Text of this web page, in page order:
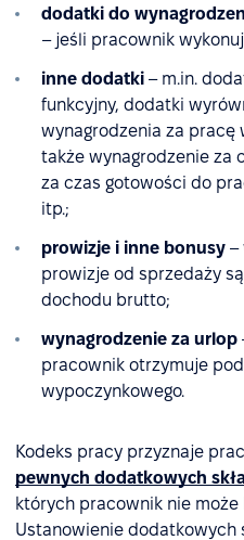
dodatki do
– jeśli pracownik
inne dodatki – m.in.
funkcyjny, dodatki
wynagrodzenia za pracę
także wynagrodzenie za
za czas gotowości do
itp.;
prowizje i inne bonusy –
prowizje od sprzedaży
dochodu brutto;
wynagrodzenie za urlop
pracownik otrzymuje
wypoczynkowego.
Kodeks pracy przyznaje
pewnych dodatkowych
których pracownik nie
Ustanowienie dodatkowych